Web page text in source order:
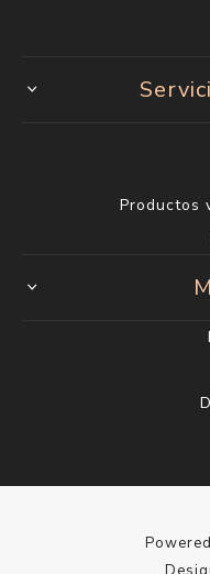
Productos